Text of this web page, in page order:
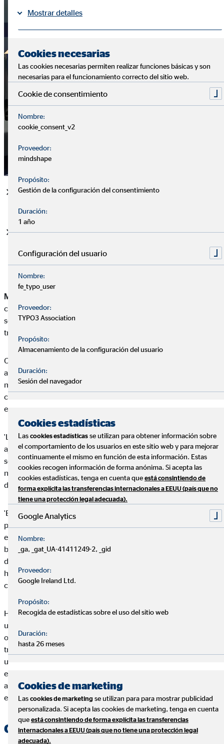
Pioneros en los nuevos modos de trabajo, OVB Allfinanz
HelpUp es la primera plataforma social que conecta
CrowdHelping que revoluciona la forma de financiar los
proyectos sociales
Madrid, 20 de octubre de 2017
cerrado hoy un acuerdo de colaboración con la plataforma
social HelpUp para financiar una serie de proyectos sociales a
través de su red de CrowdHelping.
Con esta iniciativa, la filial española de la multinacional
alemana OVB se convierte en pionera en apoyar lo que será un
movimiento de vanguardia: las plataformas sociales que
conectan directamente personas, con organizaciones y
empresas.
'Las empresas no podemos permanecer en una urna de cristal,
ajenas al entorno que nos rodea. Somos parte activa de la
sociedad a través de las acciones con las que desarrollamos
nuestra actividad', ha señalado Harald Ortner, director gerente
de OVB Allfinanz España.
'En OVB siempre apoyamos a los jóvenes emprendedores, y el
proyecto de HelpUp nos encandiló desde el mismo momento
en el que nos lo presentaron. Además, HelpUp nos facilita la
búsqueda de proyectos adecuados a los valores que
defendemos y canaliza nuestro compromiso de solidaridad
hacia los colectivos más afectados que necesitan nuestra
colaboración', ha apuntado Ortner.
HelpUp es la primera plataforma digital que conecta a miles de
usuarios socialmente responsables con cientos de
organizaciones repartidas por todo el mundo y empresas que a
través de su actividad quieren cambiar el mundo. HelpUp es
una plataforma social puesta en marcha por emprendedores
españoles que se ha convertido en la primera plataforma que
aúna proyectos solidarios de distintas organizaciones en un
espacio único.
Colaboraciones que transforman la
Mostrar detalles
Cookies necesarias
Las cookies necesarias permiten realizar funciones básicas y son
necesarias para el funcionamiento correcto del sitio web.
Cookie de consentimiento
Nombre:
cookie_consent_v2
Proveedor:
mindshape
Propósito:
Gestión de la configuración del consentimiento
Duración:
1 año
Configuración del usuario
Nombre:
fe_typo_user
Proveedor:
TYPO3 Association
Propósito:
Almacenamiento de la configuración del usuario
Duración:
Sesión del navegador
Cookies estadísticas
Las cookies estadísticas se utilizan para obtener información sobre
el comportamiento de los usuarios en este sitio web y para mejorar
continuamente el mismo en función de esta información. Estas
cookies recogen información de forma anónima. Si acepta las
cookies estadísticas, tenga en cuenta que está consintiendo de
forma explícita las transferencias internacionales a EEUU (país que no
tiene una protección legal adecuada).
Google Analytics
Nombre:
_ga, _gat_UA-41411249-2, _gid
Proveedor:
Google Ireland Ltd.
Propósito:
Recogida de estadísticas sobre el uso del sitio web
Duración:
hasta 26 meses
Cookies de marketing
Las cookies de marketing se utilizan para para mostrar publicidad
personalizada. Si acepta las cookies de marketing, tenga en cuenta
que está consintiendo de forma explícita las transferencias
internacionales a EEUU (país que no tiene una protección legal
adecuada).